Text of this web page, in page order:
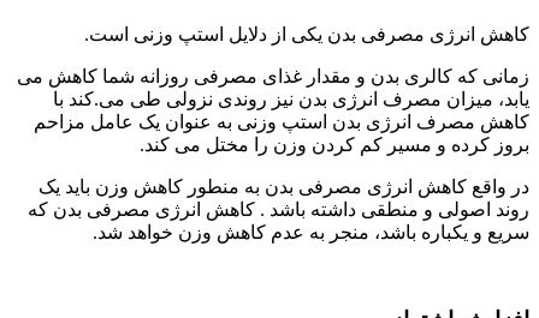
کاهش انرژی مصرفی بدن یکی از دلایل استپ وزنی است.
زمانی که کالری بدن و مقدار غذای مصرفی روزانه شما کاهش می
یابد، میزان مصرف انرژی بدن نیز روندی نزولی طی می.کند با
کاهش مصرف انرژی بدن استپ وزنی به عنوان یک عامل مزاحم
بروز کرده و مسیر کم کردن وزن را مختل می کند.
در واقع کاهش انرژی مصرفی بدن به منطور کاهش وزن باید یک
روند اصولی و منطقی داشته باشد . کاهش انرژی مصرفی بدن که
سریع و یکباره باشد، منجر به عدم کاهش وزن خواهد شد.